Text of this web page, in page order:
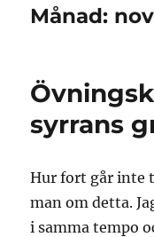
Månad:
syrrans
Hur fort går inte
man om detta.
i samma tempo